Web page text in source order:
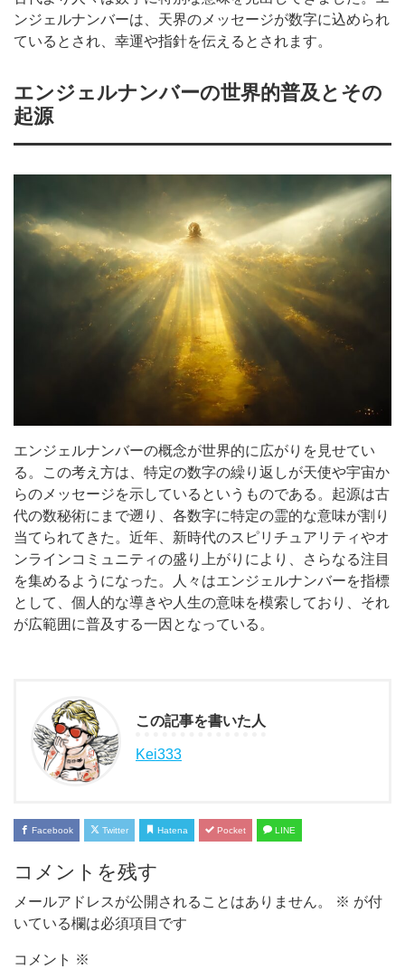
ンジェルナンバーは、天界のメッセージが数字に込められ
ているとされ、幸運や指針を伝えるとされます。
エンジェルナンバーの世界的普及とその
起源
エンジェルナンバーの概念が世界的に広がりを見せてい
る。この考え方は、特定の数字の繰り返しが天使や宇宙か
らのメッセージを示しているというものである。起源は古
代の数秘術にまで遡り、各数字に特定の霊的な意味が割り
当てられてきた。近年、新時代のスピリチュアリティやオ
ンラインコミュニティの盛り上がりにより、さらなる注目
を集めるようになった。人々はエンジェルナンバーを指標
として、個人的な導きや人生の意味を模索しており、それ
が広範囲に普及する一因となっている。
この記事を書いた人
Kei333
Facebook Twitter Hatena Pocket LINE
コメントを残す
メールアドレスが公開されることはありません。 ※ が付
いている欄は必須項目です
コメント ※